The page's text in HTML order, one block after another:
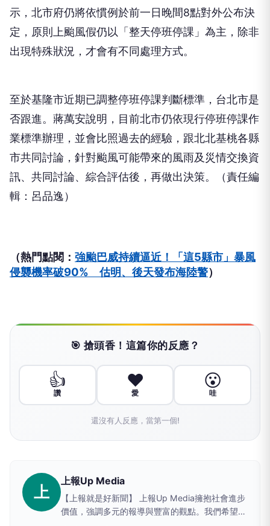
示，北市府仍將依慣例於前一日晚間8點對外公布決
定，原則上颱風假仍以「整天停班停課」為主，除非
出現特殊狀況，才會有不同處理方式。
至於基隆市近期已調整停班停課判斷標準，台北市是
否跟進。蔣萬安說明，目前北市仍依現行停班停課作
業標準辦理，並會比照過去的經驗，跟北北基桃各縣
市共同討論，針對颱風可能帶來的風雨及災情交換資
訊、共同討論、綜合評估後，再做出決策。（責任編
輯：呂品逸）
（熱門點閱： 強颱巴威持續逼近！「這5縣市」暴風
侵襲機率破90% 估明、後天發布海陸警）
🎯 搶頭香！這篇你的反應？
👍
讚
❤️
愛
😮
哇
還沒有人反應，當第一個!
上
上報Up Media
【上報就是好新聞】 上報Up Media擁抱社會進步
價值，強調多元的報導與豐富的觀點。我們希望提